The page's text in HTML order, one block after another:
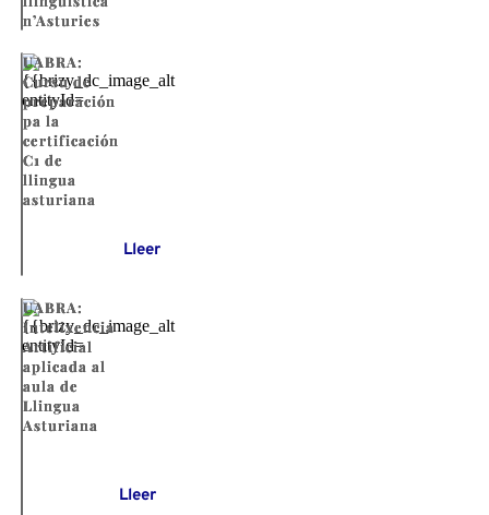
n’Asturies
UABRA:
Cursu de
preparación
pa la
certificación
C1 de
llingua
asturiana
Lleer
UABRA:
Intelixencia
Artificial
aplicada al
aula de
Llingua
Asturiana
Lleer